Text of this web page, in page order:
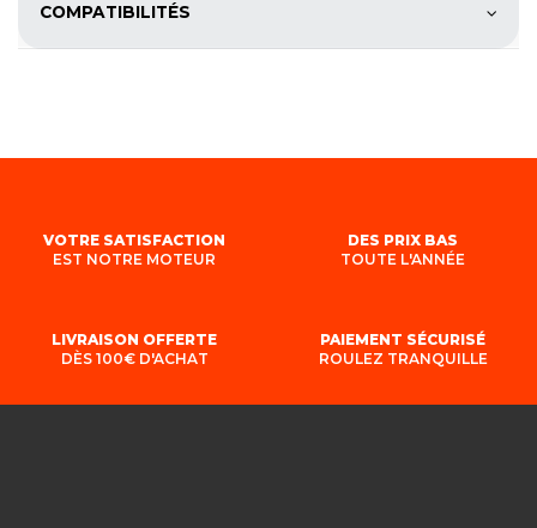
COMPATIBILITÉS
VOTRE SATISFACTION
EST NOTRE MOTEUR
DES PRIX BAS
TOUTE L'ANNÉE
LIVRAISON OFFERTE
DÈS 100€ D'ACHAT
PAIEMENT SÉCURISÉ
ROULEZ TRANQUILLE